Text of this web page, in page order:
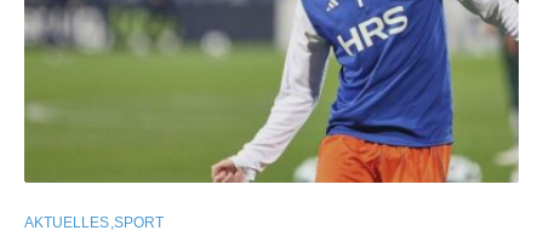
AKTUELLES SPORT